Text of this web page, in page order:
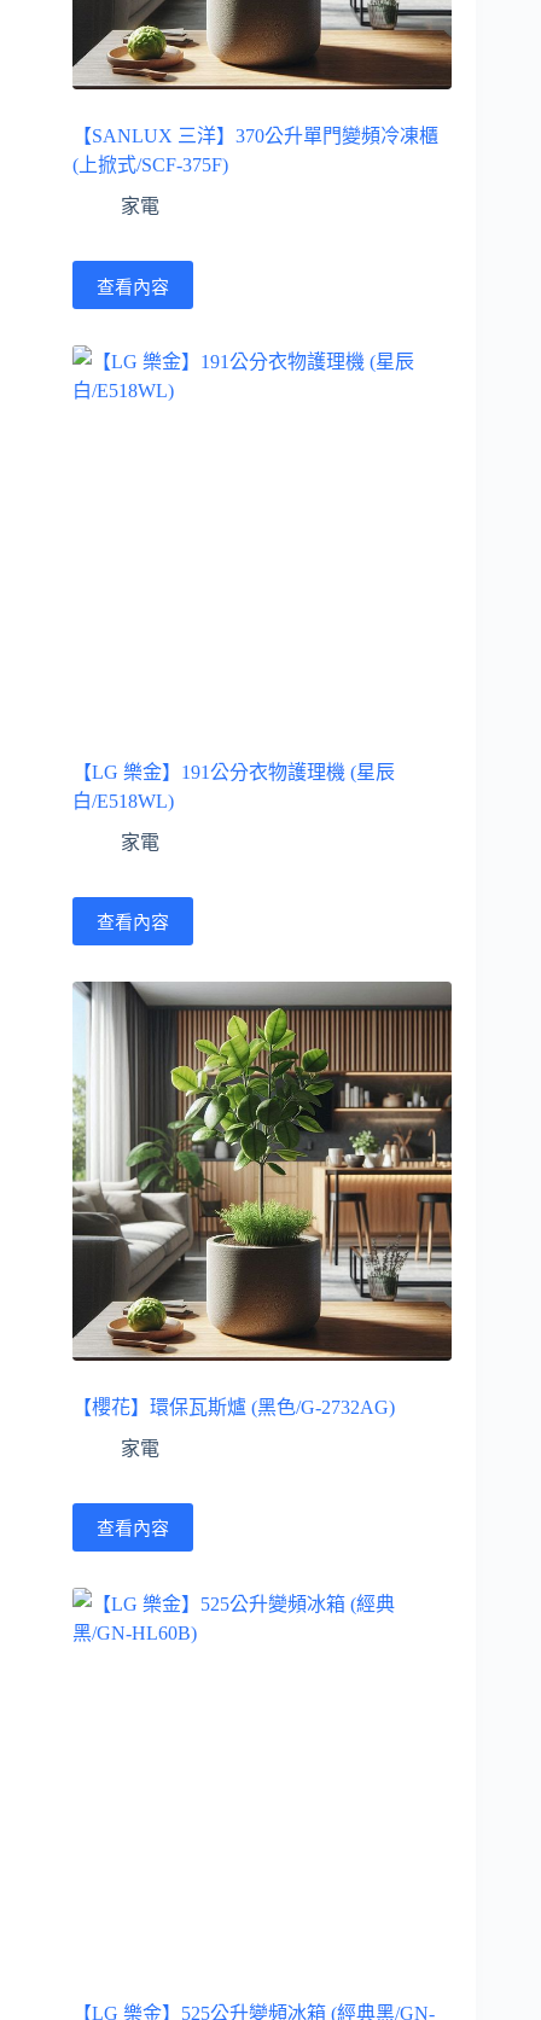
【SANLUX 三洋】370公升單門變頻冷凍櫃
(上掀式/SCF-375F)
家電
查看內容
【LG 樂金】191公分衣物護理機 (星辰
白/E518WL)
家電
查看內容
【櫻花】環保瓦斯爐 (黑色/G-2732AG)
家電
查看內容
【LG 樂金】525公升變頻冰箱 (經典黑/GN-